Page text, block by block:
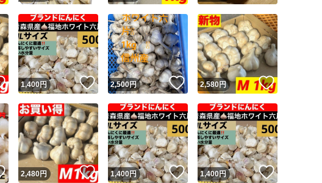
いいね！
1,400円 いいね！
2,500円 いいね！
2,580円 いいね！
いいね！
2,480円 いいね！
1,400円 いいね！
1,400円 いいね！